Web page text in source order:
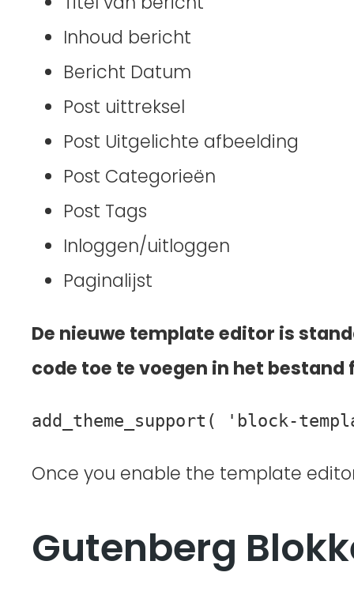
Inhoud bericht
Bericht Datum
Post uittreksel
Post Uitgelichte afbeelding
Post Categorieën
Post Tags
Inloggen/uitloggen
Paginalijst
De nieuwe template editor is
code toe te voegen in het
add_theme_support( 'block-
Once you enable the template
Gutenberg